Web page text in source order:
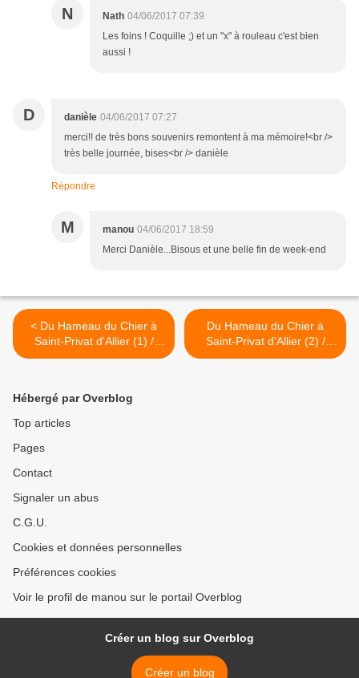
N Nath 04/06/2017 07:39
Les foins ! Coquille ;) et un "x" à rouleau c'est bien
aussi !
D danièle 04/06/2017 07:27
merci!! de très bons souvenirs remontent à ma mémoire!<br />
très belle journée, bises<br /> danièle
Répondre
M manou 04/06/2017 18:59
Merci Danièle...Bisous et une belle fin de week-end
< Du Hameau du Chier à
Saint-Privat d'Allier (1) /
Balade en Haute-Loire
Du Hameau du Chier à
Saint-Privat d'Allier (2) /
Balade en Haute-Loire >
Hébergé par Overblog
Top articles
Pages
Contact
Signaler un abus
C.G.U.
Cookies et données personnelles
Préférences cookies
Voir le profil de manou sur le portail Overblog
Créer un blog sur Overblog
Créer un blog